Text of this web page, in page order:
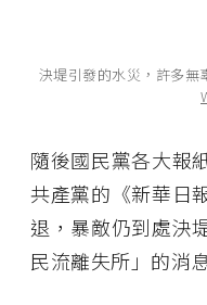
決堤引發的水災，許多無
隨後國民黨各大報
共產黨的《新華日
退，暴敵仍到處決
民流離失所」的消